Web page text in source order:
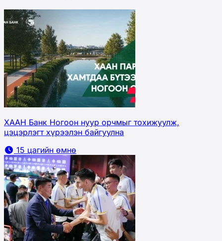
ХААН Банк Ногоон нуур орчмыг тохижуулж,
цэцэрлэгт хүрээлэн байгуулна
15 цагийн өмнө